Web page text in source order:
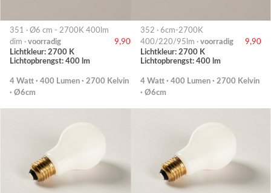
351 · Ø6 cm - 2700K 400lm
dim · voorradig
9,90
Lichtkleur: 2700 K
Lichtopbrengst: 400 lm
4 Watt · 400 Lumen · 2700 Kelvin
· Ø6cm
352 · 6cm-2700K
400/220/95lm · voorradig
9,90
Lichtkleur: 2700 K
Lichtopbrengst: 400 lm
4 Watt · 400 Lumen · 2700 Kelvin
· Ø6cm